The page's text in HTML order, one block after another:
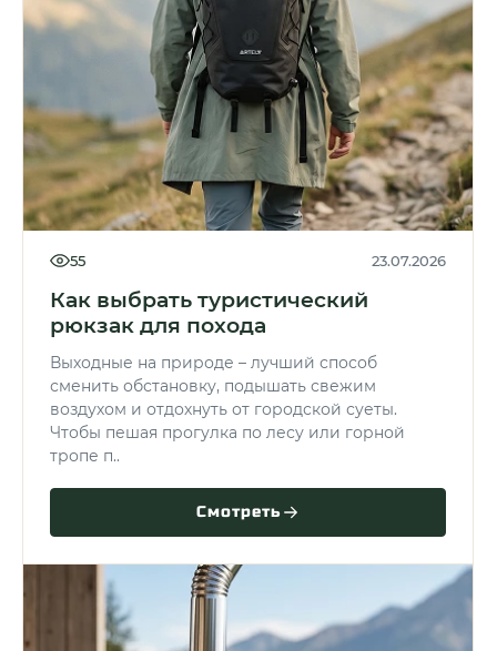
55 23.07.2026
Как выбрать туристический
рюкзак для похода
Выходные на природе – лучший способ
сменить обстановку, подышать свежим
воздухом и отдохнуть от городской суеты.
Чтобы пешая прогулка по лесу или горной
тропе п..
Смотреть